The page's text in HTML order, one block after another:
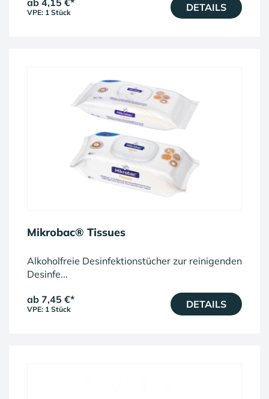
VPE: 1 Stück DETAILS
Mikrobac® Tissues
Alkoholfreie Desinfektionstücher zur reinigenden
Desinfe...
ab 7,45 €*
VPE: 1 Stück DETAILS